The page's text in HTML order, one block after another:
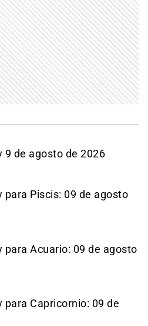
9 de agosto de 2026
para Piscis: 09 de agosto
para Acuario: 09 de agosto
para Capricornio: 09 de